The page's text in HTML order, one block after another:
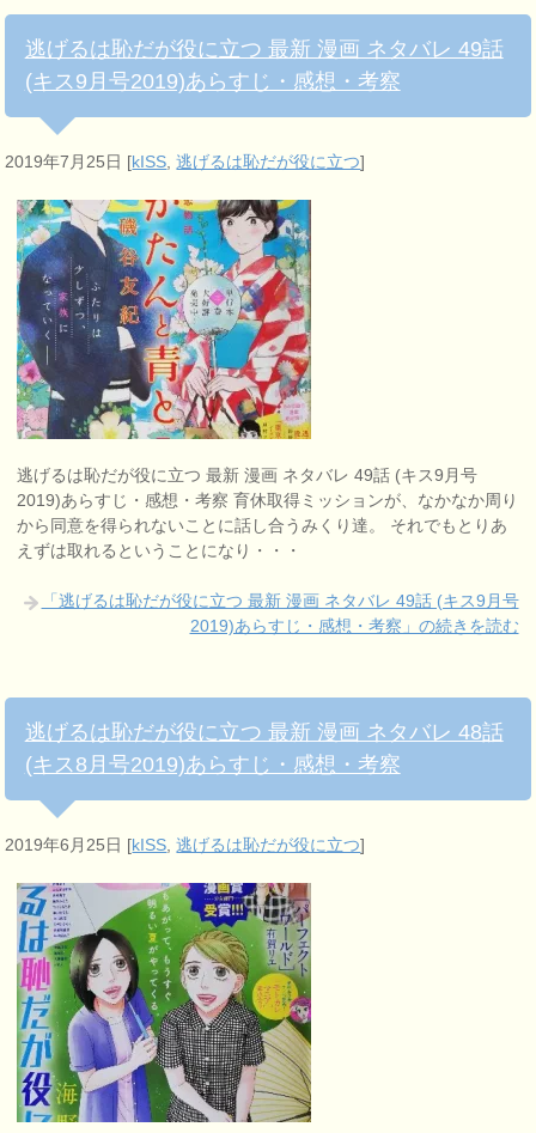
逃げるは恥だが役に立つ 最新 漫画 ネタバレ 49話
(キス9月号2019)あらすじ・感想・考察
2019年7月25日 [kISS ,逃げるは恥だが役に立つ]
逃げるは恥だが役に立つ 最新 漫画 ネタバレ 49話 (キス9月号
2019)あらすじ・感想・考察 育休取得ミッションが、なかなか周り
から同意を得られないことに話し合うみくり達。 それでもとりあ
えずは取れるということになり・・・
「逃げるは恥だが役に立つ 最新 漫画 ネタバレ 49話 (キス9月号
2019)あらすじ・感想・考察」の続きを読む
逃げるは恥だが役に立つ 最新 漫画 ネタバレ 48話
(キス8月号2019)あらすじ・感想・考察
2019年6月25日 [kISS,逃げるは恥だが役に立つ]